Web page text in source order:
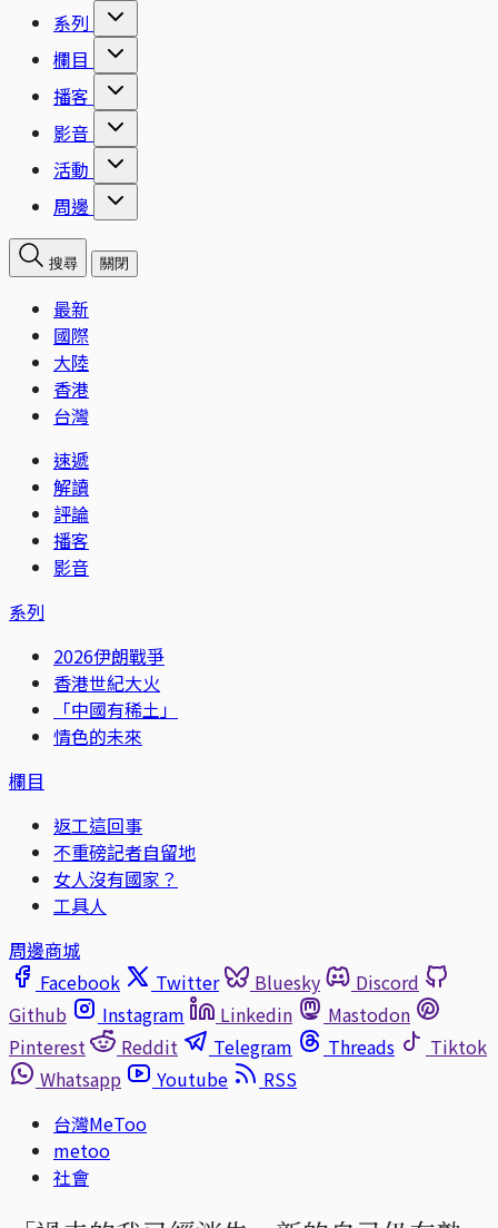
系列
欄目
播客
影音
活動
周邊
搜尋 關閉
最新
國際
大陸
香港
台灣
速遞
解讀
評論
播客
影音
系列
2026伊朗戰爭
香港世紀大火
「中國有稀土」
情色的未來
欄目
返工這回事
不重磅記者自留地
女人沒有國家？
工具人
周邊商城
Facebook
Twitter Bluesky
Discord
Github
Instagram Linkedin
Mastodon
Pinterest
Reddit Telegram Threads
Tiktok
Whatsapp
Youtube
RSS
台灣MeToo
metoo
社會